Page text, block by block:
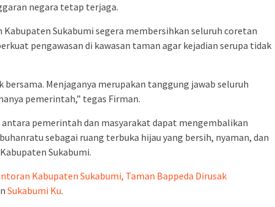
negara tetap terjaga.
Sukabumi segera membersihkan seluruh coretan
pengawasan di kawasan taman agar kejadian serupa tidak
Menjaganya merupakan tanggung jawab seluruh
pemerintah,” tegas Firman.
pemerintah dan masyarakat dapat mengembalikan
sebagai ruang terbuka hijau yang bersih, nyaman, dan
Sukabumi.
Kabupaten Sukabumi, Taman Bappeda Dirusak
Sukabumi Ku.